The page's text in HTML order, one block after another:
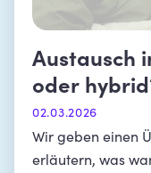
Austausch
oder
02.03.2026
Wir geben einen
erläutern, was